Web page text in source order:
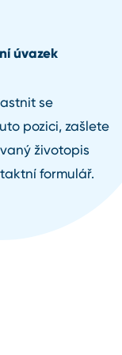
úvazek
se
pozici, zašlete
životopis
formulář.